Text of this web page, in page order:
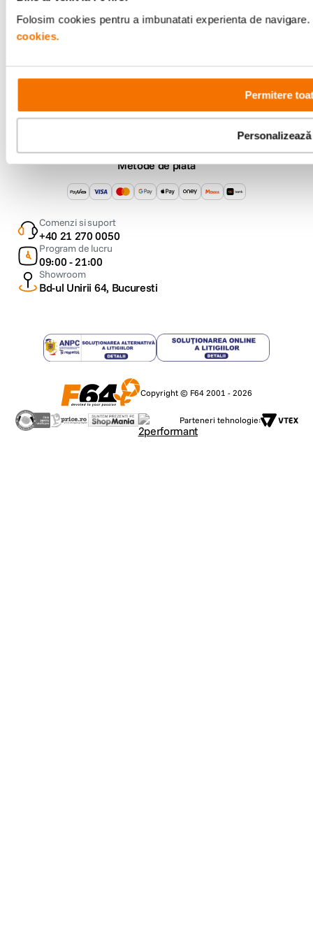
Folosim cookies pentru a imbunatati experienta de
cookies.
Permitere
Personalizează
F64 Studio
Metode de plata
Comenzi si suport
+40 21 270 0050
Program de lucru
09:00 - 21:00
Showroom
Bd-ul Unirii 64, Bucuresti
Copyright © F64 2001 - 2026
Parteneri tehnologie: